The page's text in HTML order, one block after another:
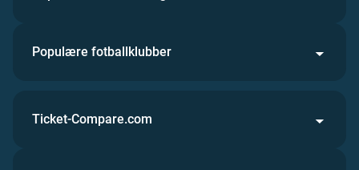
Populære fotballklubber
Ticket-Compare.com